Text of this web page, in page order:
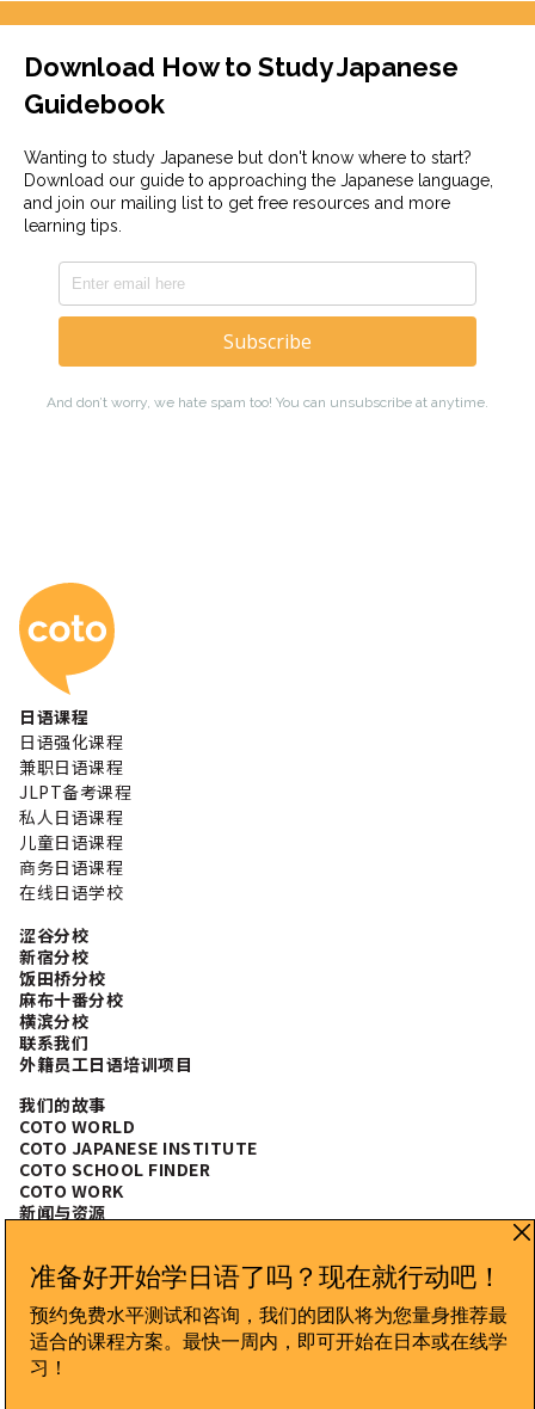
Coto 日本语学校
日语课程
日语强化课程
兼职日语课程
JLPT备考课程
私人日语课程
儿童日语课程
商务日语课程
在线日语学校
涩谷分校
新宿分校
饭田桥分校
麻布十番分校
横滨分校
联系我们
外籍员工日语培训项目
我们的故事
COTO WORLD
COTO JAPANESE INSTITUTE
COTO SCHOOL FINDER
COTO WORK
新闻与资源
CONNECT WITH US